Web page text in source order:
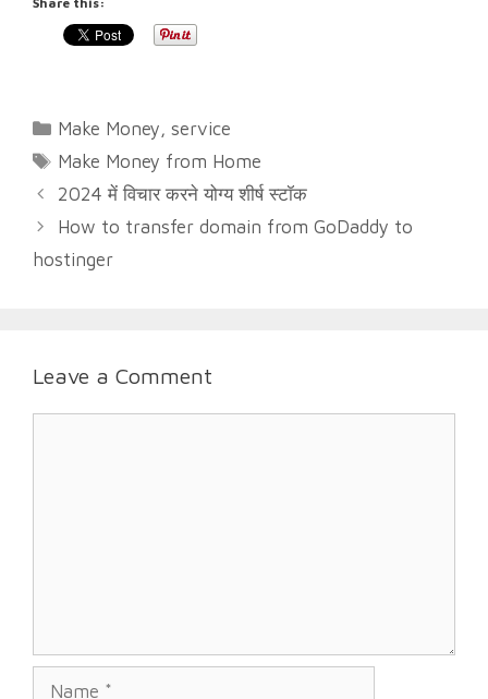
Categories
Make Money,service
Tags
Make Money from Home
2024 में विचार करने योग्य शीर्ष स्टॉक
How to transfer domain from GoDaddy to
hostinger
Leave a Comment